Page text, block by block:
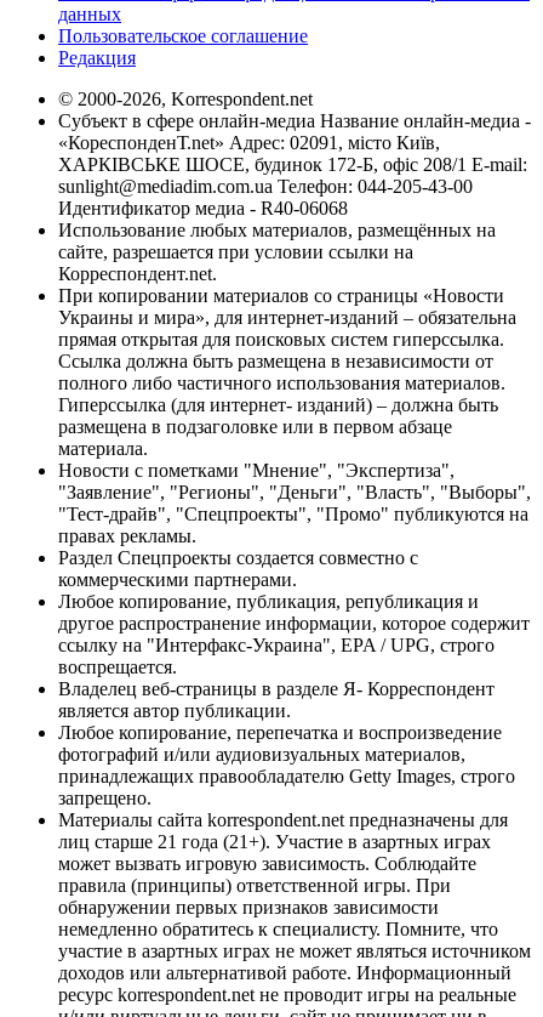
данных
Пользовательское соглашение
Редакция
© 2000-2026, Korrespondent.net
Субъект в сфере онлайн-медиа Название онлайн-медиа -
«КореспонденТ.net» Адрес: 02091, місто Київ,
ХАРКІВСЬКЕ ШОСЕ, будинок 172-Б, офіс 208/1 E-mail:
sunlight@mediadim.com.ua Телефон: 044-205-43-00
Идентификатор медиа - R40-06068
Использование любых материалов, размещённых на
сайте, разрешается при условии ссылки на
Корреспондент.net.
При копировании материалов со страницы «Новости
Украины и мира», для интернет-изданий – обязательна
прямая открытая для поисковых систем гиперссылка.
Ссылка должна быть размещена в независимости от
полного либо частичного использования материалов.
Гиперссылка (для интернет- изданий) – должна быть
размещена в подзаголовке или в первом абзаце
материала.
Новости с пометками "Мнение", "Экспертиза",
"Заявление", "Регионы", "Деньги", "Власть", "Выборы",
"Тест-драйв", "Спецпроекты", "Промо" публикуются на
правах рекламы.
Раздел Спецпроекты создается совместно с
коммерческими партнерами.
Любое копирование, публикация, републикация и
другое распространение информации, которое содержит
ссылку на "Интерфакс-Украина", EPA / UPG, строго
воспрещается.
Владелец веб-страницы в разделе Я- Корреспондент
является автор публикации.
Любое копирование, перепечатка и воспроизведение
фотографий и/или аудиовизуальных материалов,
принадлежащих правообладателю Getty Images, строго
запрещено.
Материалы сайта korrespondent.net предназначены для
лиц старше 21 года (21+). Участие в азартных играх
может вызвать игровую зависимость. Соблюдайте
правила (принципы) ответственной игры. При
обнаружении первых признаков зависимости
немедленно обратитесь к специалисту. Помните, что
участие в азартных играх не может являться источником
доходов или альтернативой работе. Информационный
ресурс korrespondent.net не проводит игры на реальные